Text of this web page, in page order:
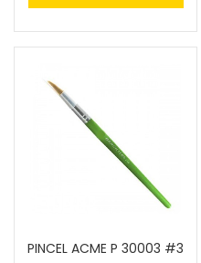
PINCEL ACME P 30003 #3